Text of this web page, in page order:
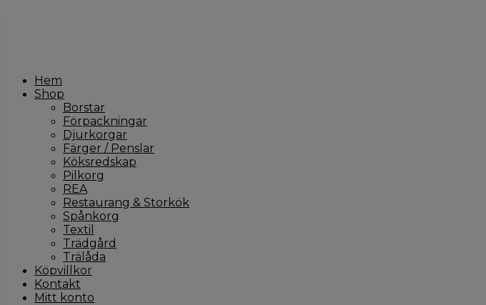
Hem
Shop
Borstar
Förpackningar
Djurkorgar
Färger / Penslar
Köksredskap
Pilkorg
REA
Restaurang & Storkök
Spånkorg
Textil
Trädgård
Trälåda
Köpvillkor
Kontakt
Mitt konto